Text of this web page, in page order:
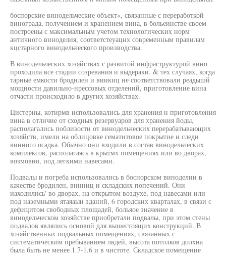
боспорские винодельческие объект«, связанные с переработкой
винограда, получением и хранением вина, в больеинстве своем
построены с максимальным учетом технологических норм
античного виноделия, соответстеуацнх современным правилам
кцстарного винодельческого производства.
В винодельческих хозяйствах с развитой инфраструктурой вино
проходила все стадии созревания и выдераки. & тех случаях, когда
тарные емкости броднлен и виикиц не соответствовали реадышй
мощности давильно-нрессовых отделений, приготовление вина
отчасти происходило в других хозяйствах.
Цистерны, котирмв использовались для хранения н приготовления
вина в отличие от сходных резервуаров для хранения йоды,
располагались поблизости от винодельческих перерабатывающих
хозяйств, имели на облицовке гематитовое покрытие н следи
винного осадка. Обычно они входили в состав винодельческих
комплексов, располагаясь в крытмх помещениях или во дворах,
возмовно, иод легкими навесами.
Подвалы и погреба использовались в боснорском виноделии в
качестве бродилен, вннниц и складских попечений. Они
иаходилнсь' во дворах, на открытом воздухе, под навесами или
под наземными ятаяаыи зданий, 6 городских кварталах, в связи с
дефицитом свободных площадей, больяое значение в
винодельческом хозяйстве приобретали подвалы, при этом стены
подвалов являлись основой для вышестоящих конструкций. В
хозяйственных подвальных помещениях, связанных с
систематическим пребыванием лвдей, высота потолков долхна
была быть не менее 1.7-1.6 и в чистоте. Складское помещение